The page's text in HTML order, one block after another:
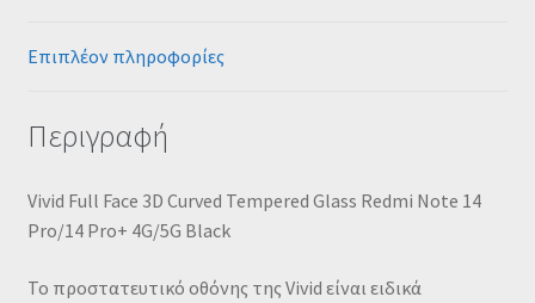
Επιπλέον πληροφορίες
Περιγραφή
Vivid Full Face 3D Curved Tempered Glass Redmi Note 14
Pro/14 Pro+ 4G/5G Black
Το προστατευτικό οθόνης της Vivid είναι ειδικά